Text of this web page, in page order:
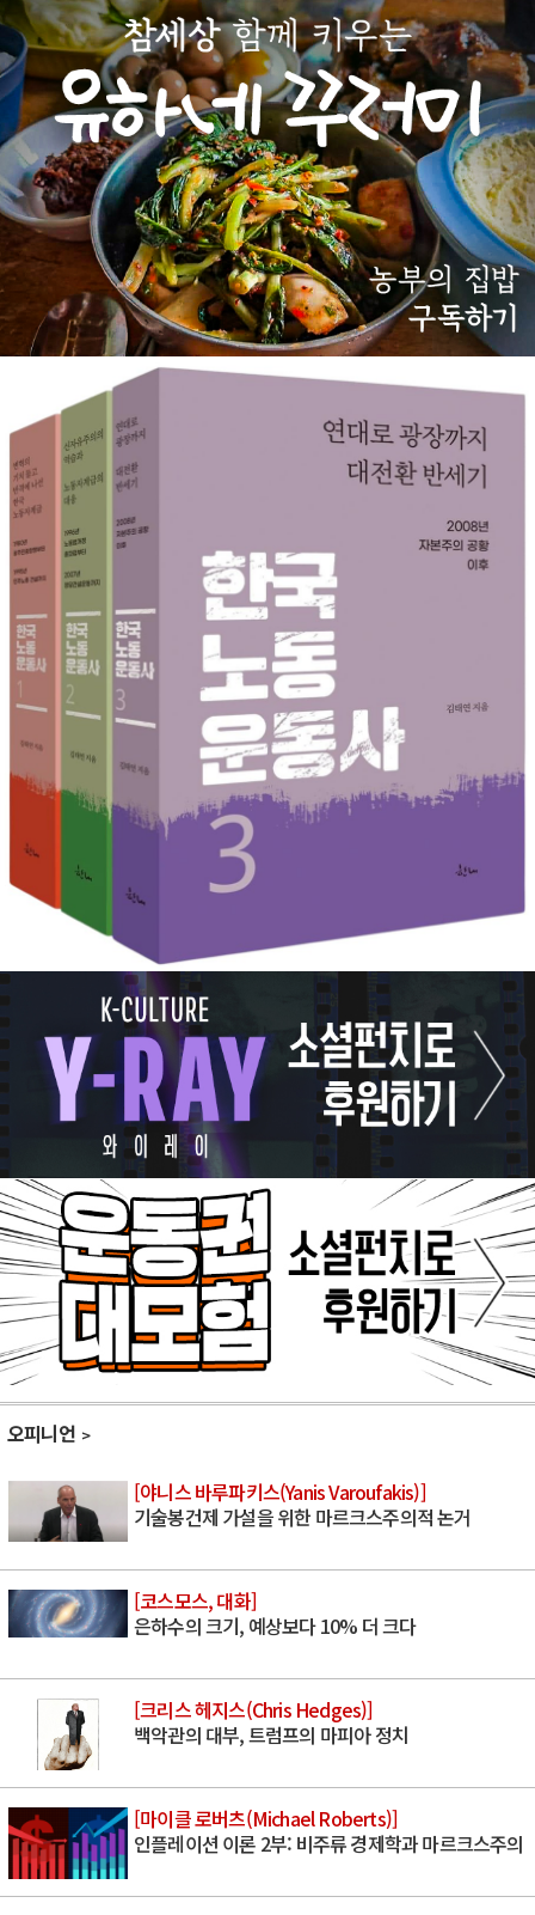
오피니언
[야니스 바루파키스(Yanis Varoufakis)]
기술봉건제 가설을 위한 마르크스주의적 논거
[코스모스, 대화]
은하수의 크기, 예상보다 10% 더 크다
[크리스 헤지스(Chris Hedges)]
백악관의 대부, 트럼프의 마피아 정치
[마이클 로버츠(Michael Roberts)]
인플레이션 이론 2부: 비주류 경제학과 마르크스주의